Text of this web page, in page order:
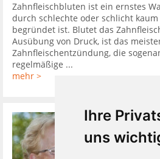
Ihre
uns
Zahnfleischbluten ist ein ernstes
durch schlechte oder schlicht
begründet ist. Blutet das
Ausübung von Druck, ist das
Zahnfleischentzündung, die
regelmäßige ...
mehr >